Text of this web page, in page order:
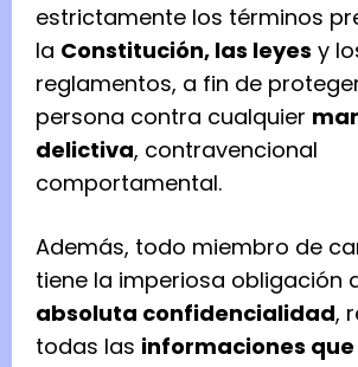
estrictamente los términos
la Constitución, las leyes y
reglamentos, a fin de
persona contra cualquier
delictiva, contravencional
comportamental.
Además, todo miembro de
tiene la imperiosa obligación
absoluta confidencialidad,
todas las informaciones